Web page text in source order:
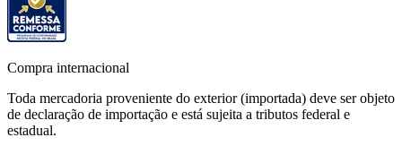
Compra internacional
Toda mercadoria proveniente do exterior (importada) deve ser objeto
de declaração de importação e está sujeita a tributos federal e
estadual.